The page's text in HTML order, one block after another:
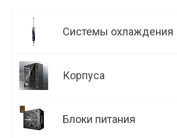
Системы охлаждения
Корпуса
Блоки питания